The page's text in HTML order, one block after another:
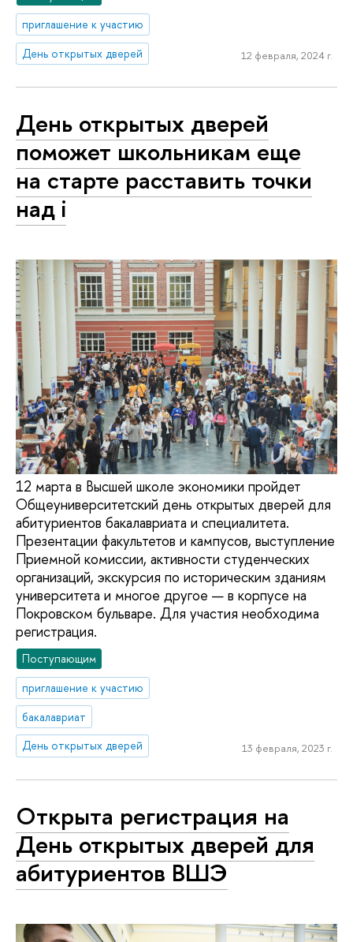
приглашение к участию
День открытых дверей
12 февраля, 2024 г.
День открытых дверей
поможет школьникам еще
на старте расставить точки
над i
12 марта в Высшей школе экономики пройдет
Общеуниверситетский день открытых дверей для
абитуриентов бакалавриата и специалитета.
Презентации факультетов и кампусов, выступление
Приемной комиссии, активности студенческих
организаций, экскурсия по историческим зданиям
университета и многое другое — в корпусе на
Покровском бульваре. Для участия необходима
регистрация.
Поступающим
приглашение к участию
бакалавриат
День открытых дверей
13 февраля, 2023 г.
Открыта регистрация на
День открытых дверей для
абитуриентов ВШЭ